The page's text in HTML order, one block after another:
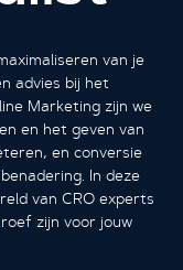
van je
advies bij het
Marketing zijn we
en het geven van
en conversie
In deze
van CRO experts
zijn voor jouw